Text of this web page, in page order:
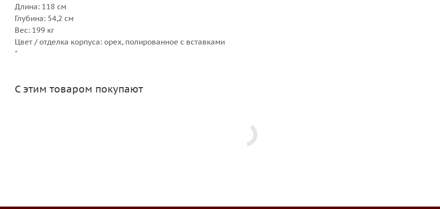
Длина: 118 см
Глубина: 54,2 см
Вес: 199 кг
Цвет / отделка корпуса: орех, полированное с вставками
"
С этим товаром покупают